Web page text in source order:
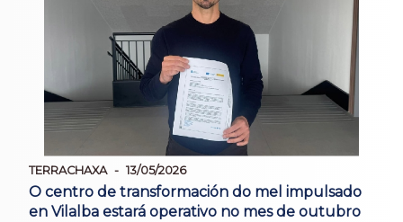
TERRACHAXA 13/05/2026
O centro de transformación do mel impulsado
en Vilalba estará operativo no mes de outubro